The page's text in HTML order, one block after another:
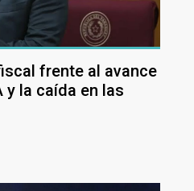
frente al avance
y la caída en las